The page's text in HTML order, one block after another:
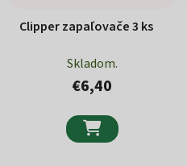
Clipper zapaľovače 3 ks
Skladom.
€6,40
